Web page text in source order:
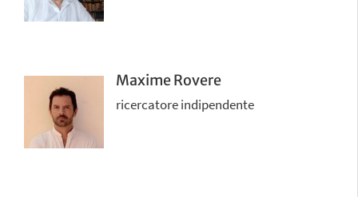
Maxime Rovere
ricercatore indipendente